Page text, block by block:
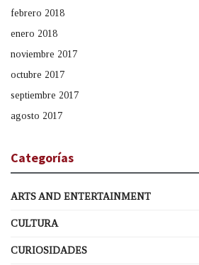
febrero 2018
enero 2018
noviembre 2017
octubre 2017
septiembre 2017
agosto 2017
Categorías
ARTS AND ENTERTAINMENT
CULTURA
CURIOSIDADES